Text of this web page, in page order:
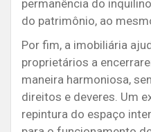
permanência do
do patrimônio, ao
Por fim, a imobiliária
proprietários a
maneira harmoniosa,
direitos e deveres. Um
repintura do espaço